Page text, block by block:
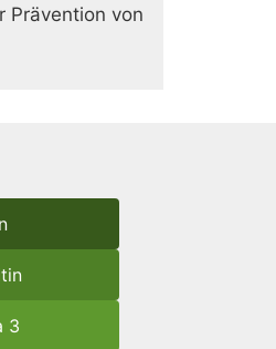
Prävention von
3